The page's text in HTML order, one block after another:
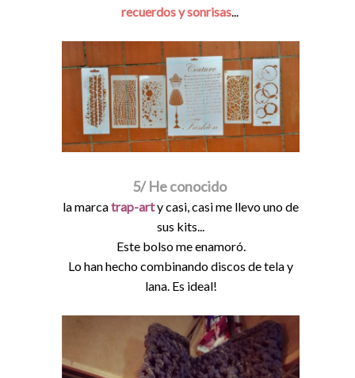
recuerdos y sonrisas...
5/ He conocido
la marcatrap-arty casi, casi me llevo uno de
sus kits...
Este bolso me enamoró.
Lo han hecho combinando discos de tela y
lana. Es ideal!